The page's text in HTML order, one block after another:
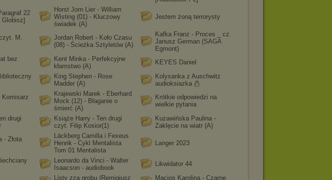
22
Horst Jorn Lier - William
Wisting (01) - Kluczowy
świadek (A)
Jestem żoną terrorysty
M.
Jordan Robert - Koło Czasu
(08) - Ścieżka Sztyletów (A)
Kafka Franz - Proces _ cz.
Janusz German (SAGA
Egmont)
bez
Kent Minka - Perfekcyjne
kłamstwo (A)
KEYES Daniel
King Stephen - Rose
Madder (A)
Kolysanka z Auschwitz
audioksiazka
Komisarz
Krajewski Marek - Eberhard
Mock (12) - Błaganie o
śmierć (A)
Krótkie odpowiedzi na
wielkie pytania
drugi
Książe Harry - Ten drugi
czyt. Filip Kosior(1)
Kuzawińska Paulina -
Zaklęcie na wiatr (A)
- Złota
Läckberg Camilla i Fexeus
Henrik - Cykl Mentalista
Tom 01 Mentalista
Langer 2023
Leonardo da Vinci - Walter
Isaacson - audiobook
Likwidator 44
Listy zza grobu (Remigiusz
Macios Karolina - Czarne